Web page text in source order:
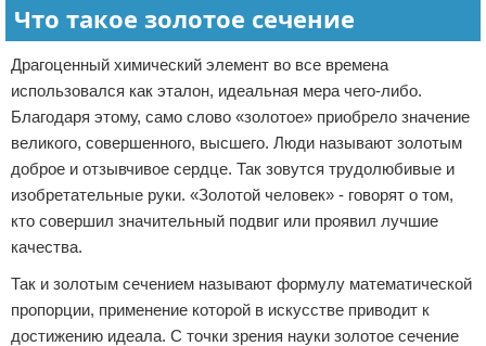
Что такое золотое сечение
Драгоценный химический элемент во все времена
использовался как эталон, идеальная мера чего-либо.
Благодаря этому, само слово «золотое» приобрело значение
великого, совершенного, высшего. Люди называют золотым
доброе и отзывчивое сердце. Так зовутся трудолюбивые и
изобретательные руки. «Золотой человек» - говорят о том,
кто совершил значительный подвиг или проявил лучшие
качества.
Так и золотым сечением называют формулу математической
пропорции, применение которой в искусстве приводит к
достижению идеала. С точки зрения науки золотое сечение